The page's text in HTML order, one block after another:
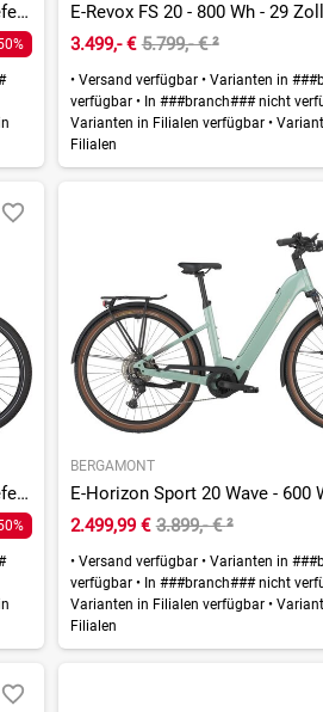
E-Ville SUV Tour - 625 Wh - 28 Zoll - Tiefeinsteiger - 2026
E-Revox FS 20 - 800 Wh - 29
3.499,- € 5.799,- €²
•Versand verfügbar •Varianten in
verfügbar •In ###branch### nicht
Varianten in Filialen verfügbar •
Filialen
E-Ville SUV Elite - 625 Wh - 28 Zoll - Tiefeinsteiger - 2026
BERGAMONT
2.499,99 € 3.899,- €²
•Versand verfügbar •Varianten in
verfügbar •In ###branch### nicht
Varianten in Filialen verfügbar •
Filialen